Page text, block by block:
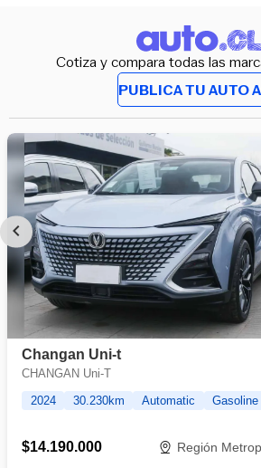
Cotiza y compara todas las
PUBLICA TU AUTO